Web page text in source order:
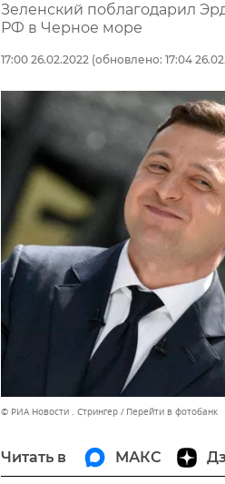
Зеленский поблагодарил
РФ в Черное море
17:00 26.02.2022 (обновлено: 17:04
© РИА Новости . Стрингер Перейти в фотобанк
Читать в МАКС